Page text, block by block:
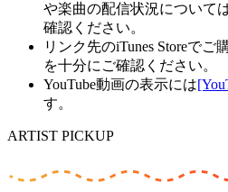
や楽曲の配信状況について
確認ください。
リンク先のiTunes Storeで
を十分にご確認ください。
YouTube動画の表示には
す。
ARTIST PICKUP